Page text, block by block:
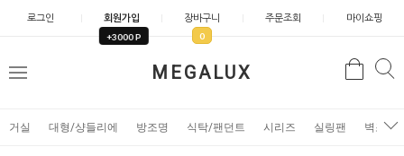
로그인 회원가입
+3000 P
장바구니
0
주문조회 마이쇼핑
MEGALUX
메
검
거실 대형/샹들리에 방조명 식탁/팬던트 시리즈 실링팬 벽조명